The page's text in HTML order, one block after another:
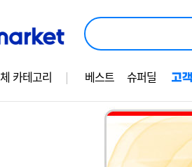
카테고리 베스트 슈퍼딜